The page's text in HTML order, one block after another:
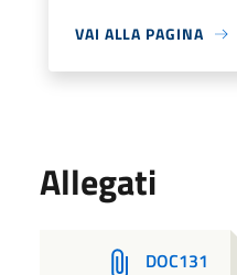
VAI ALLA PAGINA
Allegati
DOC131